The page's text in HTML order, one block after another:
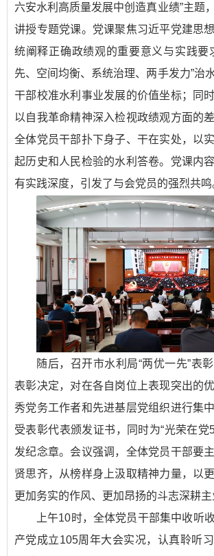
六安水利高质量发展中创造真业绩”主题
讲授专题党课。党课聚焦习近平党建思
统阐释正确政绩观的重要意义与实践要
先、空间均衡、系统治理、两手发力”治
干部校准水利事业发展的价值坐标；同
以自我革命精神深入检视政绩观方面的
全体党员干部扑下身子、干在实处，以
起历史和人民检验的水利答卷。党课内
有实践深度，引发了与会党员的强烈共鸣
随后，召开市水利局“两优一先”表
表彰决定，对在各自岗位上表现突出的
秀党务工作者和先进基层党组织进行集
受表彰代表颁发证书，同时为“光荣在党
发纪念章。会议强调，全体党员干部要
贤思齐，从榜样身上汲取精神力量，以
更加务实的作风、更加昂扬的斗志深耕主
上午10时，全体党员干部集中收听
产党成立105周年大会实况，认真聆听